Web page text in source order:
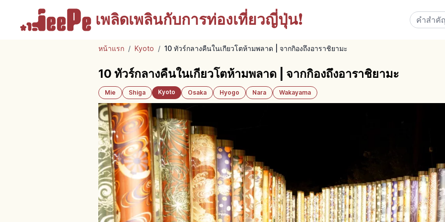
เพลิดเพลินกับการท่องเที่ยวญี่ปุ่น!
หน้าแรก / Kyoto / 10 ทัวร์กลางคืนในเกียวโตห้ามพลาด | จากกิองถึงอาราชิยามะ
10 ทัวร์กลางคืนในเกียวโตห้ามพลาด | จากกิองถึงอาราชิยามะ
Mie Shiga Kyoto Osaka Hyogo Nara Wakayama